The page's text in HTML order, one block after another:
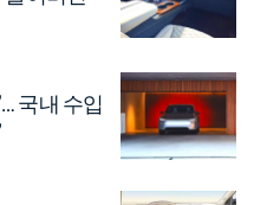
국내 수입